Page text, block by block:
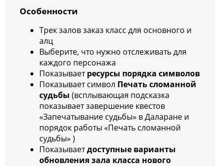
Особенности
Трек залов заказ класс для основного и
алц
Выберите, что нужно отслеживать для
каждого персонажа
Показываетресурсы порядка символов
Показывает символ Печать сломанной
судьбы (всплывающая подсказка
показывает завершение квестов
«Запечатывание судьбы» в Даларане и
порядок работы «Печать сломанной
судьбы» )
Показываетдоступные варианты
обновления зала класса нового